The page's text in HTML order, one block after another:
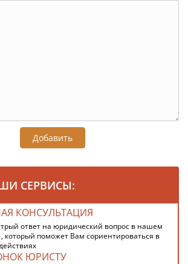
Добавить
СЕРВИСЫ:
КОНСУЛЬТАЦИЯ
ответ на юридический вопрос в нашем
который поможет Вам сориентироваться в
ЮРИСТУ